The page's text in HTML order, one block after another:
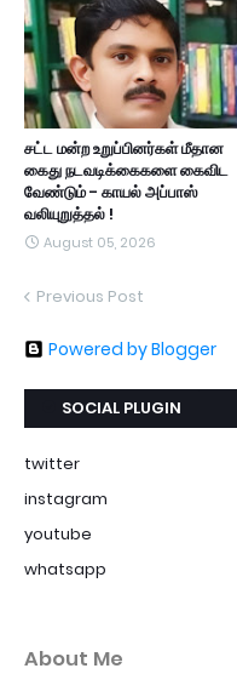
சட்ட மன்ற உறுப்பினர்கள் மீதான
கைது நடவடிக்கைகளை கைவிட
வேண்டும் - காயல் அப்பாஸ்
வலியுறுத்தல் !
August 05, 2026
Previous Post
Powered by Blogger
SOCIAL PLUGIN
twitter
instagram
youtube
whatsapp
About Me